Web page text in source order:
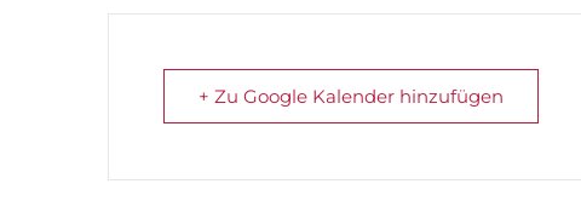
+ Zu Google Kalender hinzufügen